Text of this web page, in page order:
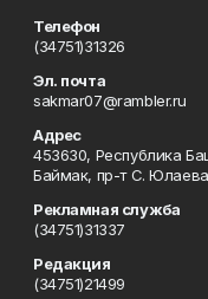
Телефон
(34751)31326
Эл. почта
sakmar07@rambler.ru
Адрес
453630, Республика
Баймак, пр-т С.
Рекламная служба
(34751)31337
Редакция
(34751)21499